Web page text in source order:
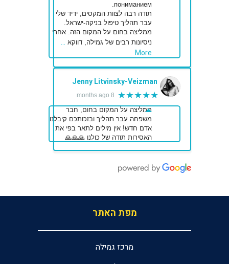
пониманием.
תודה רבה לצוות המקסים, ידיד שלי
עבר תהליך טיפול בניקה-ישראל.
ממליצה בחום על המקום הזה. אחרי
ניסיונות רבים של גמילה, דווקא …
More
Jenny Litvinsky-Veizman
★★★★★
8 months ago
ממליצה על המקום בחום, חבר
משפחה עבר תהליך ובזכותכם קיבלנו
אדם חדש! אין מילים לתאר בפי את
האסירות תודה של כולנו 🙏🙏🙏
מפת האתר
מרכז גמילה